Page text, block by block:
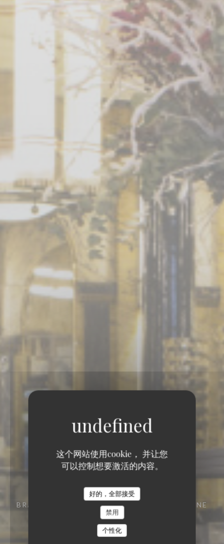
这个网站使用cookie， 并让您
可以控制想要激活的内容。
好的，全部接受
禁用
个性化
BRASSERIE - RESTAURANT
29 RUE VIVIENNE
75002 PARIS